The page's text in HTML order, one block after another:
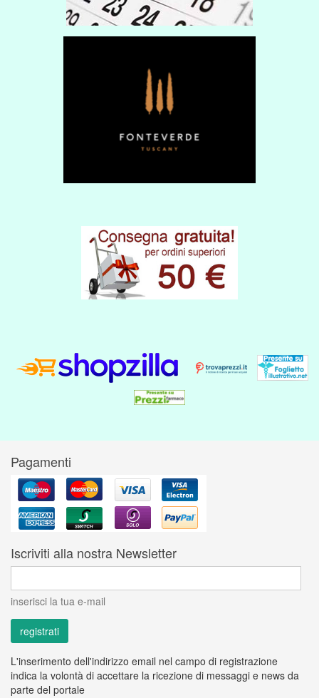
Pagamenti
Iscriviti alla nostra Newsletter
inserisci la tua e-mail
L'inserimento dell'indirizzo email nel campo di registrazione
indica la volontà di accettare la ricezione di messaggi e news da
parte del portale